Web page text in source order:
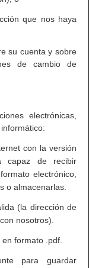
que nos haya
su cuenta y sobre
de cambio de
electrónicas,
con la versión
capaz de recibir
electrónico,
o almacenarlas.
(la dirección de
nosotros).
formato .pdf.
para guardar